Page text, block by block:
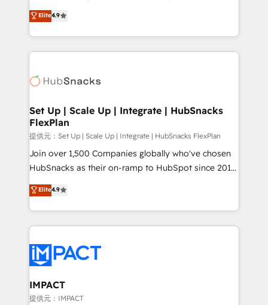
and CRM migration from any platform •
Client/member portals built on HubSpot • Custom
WooCommerce, BuilderTrend, and more Experience
the difference — reach out to see how AI + HubSpot
From HubSpot onboarding, to training, from
developing a new website to lead generation and
digital marketing; we do it all (and with great
results)! In short, our services include: - HubSpot
HubSpot development: websites, custom modules,
marketing, advertising, campaigns, content and
design We connect people, data and technology to
improve customer experiences. With our bright
people, exciting ideas and can-do mentality, we
ensure revenue growth on a daily basis. So tell us
team of 100+ experts is ready for you! Driving digital
growth | www.brightdigital.com
Elite4.9
Set Up | Scale Up | Integrate | HubSnacks
FlexPlan
提供元：Set Up | Scale Up | Integrate | HubSnacks FlexPlan
Join over 1,500 Companies globally who've chosen
HubSnacks as their on-ramp to HubSpot since 2014
Simple pay-as-you-go plans that accelerate value...
1️⃣ Set Up | Onboarding New or Check-fixing existing
HubSpot portals 2️⃣ Scale Up | 100% HubSpot Task
Execution... Global 24/7 ... All Experts 3️⃣ Integrate |
Slash months from your API Integration project... ⬅️
Click "Contact Business" ⬅️ to access 150+ Kickstart
Integration templates that put HubSpot in the center
of your tech stack, syncing... 🛍️ Shopify or
Elite4.9
IMPACT
提供元：IMPACT